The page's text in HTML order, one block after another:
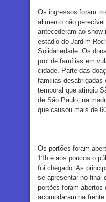
Os ingressos foram
alimento não
antecederam ao show
estádio do Jardim
Solidariedade. Os
prol de famílias em
cidade. Parte das
famílias desabrigadas
temporal que atingiu
de São Paulo, na
que causou mais de
Os portões foram
11h e aos poucos o
foi chegado. As
se apresentar no final
portões foram
acomodaram na